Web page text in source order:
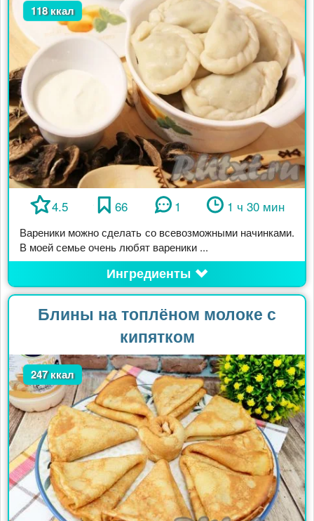
118 ккал
4.5 66 1 1 ч 30 мин
Вареники можно сделать со всевозможными начинками.
В моей семье очень любят вареники ...
Ингредиенты
Блины на топлёном молоке с
кипятком
247 ккал